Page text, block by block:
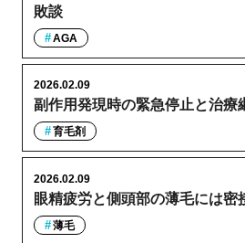
敗談
AGA
副作用発現時の緊急停止と治療
2026.02.09
育毛剤
眼精疲労と側頭部の薄毛には密
2026.02.09
薄毛